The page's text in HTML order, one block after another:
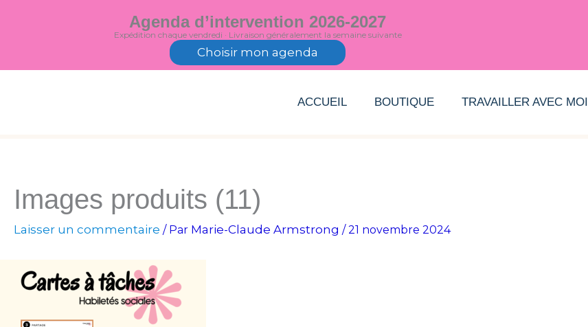
Agenda d’intervention 2026-2027
Expédition chaque vendredi · Livraison généralement la semaine suivante
Choisir mon agenda
ACCUEIL BOUTIQUE TRAVAILLER AVEC MOI
Images produits (11)
Laisser un commentaire / Par Marie-Claude Armstrong /21 novembre 2024